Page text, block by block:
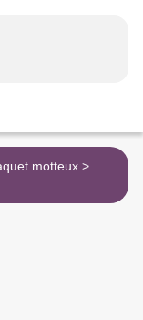
Traquet motteux >